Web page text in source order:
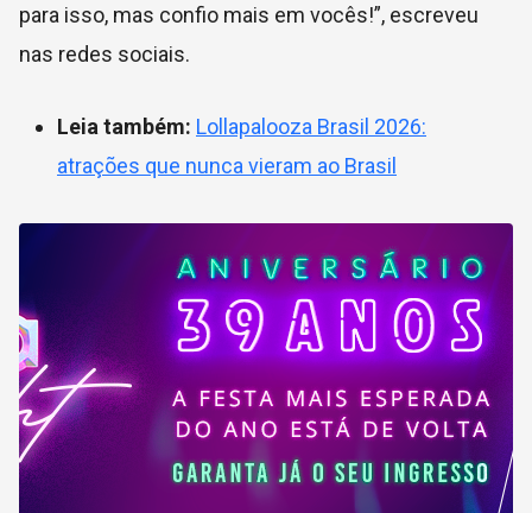
para isso, mas confio mais em vocês!”, escreveu
nas redes sociais.
Leia também: Lollapalooza Brasil 2026:
atrações que nunca vieram ao Brasil